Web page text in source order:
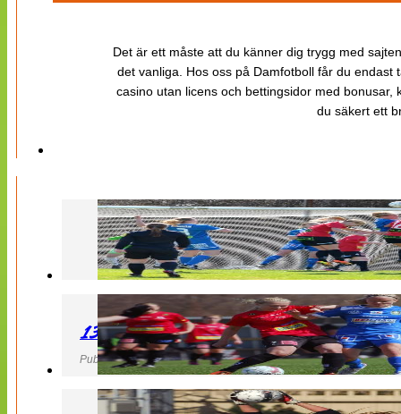
Det är ett måste att du känner dig trygg med
det vanliga. Hos oss på Damfotboll får du
casino utan licens och bettingsidor med
du säkert ett
130427 LB 07 – QBIK
Publicerad 27 April 2013, 22:40